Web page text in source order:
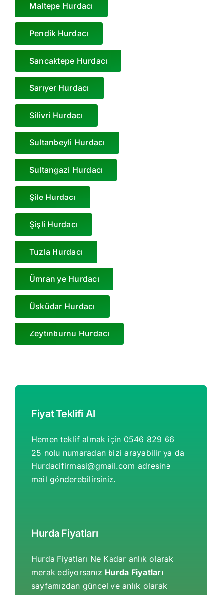
Maltepe Hurdacı
Pendik Hurdacı
Sancaktepe Hurdacı
Sarıyer Hurdacı
Silivri Hurdacı
Sultanbeyli Hurdacı
Sultangazi Hurdacı
Şile Hurdacı
Şişli Hurdacı
Tuzla Hurdacı
Ümraniye Hurdacı
Üsküdar Hurdacı
Zeytinburnu Hurdacı
Fiyat Teklifi Al
Hemen teklif almak için 0546 829 66
25 nolu numaradan bizi arayabilir ya da
Hurdacifirmasi@gmail.com adresine
mail gönderebilirsiniz.
Hurda Fiyatları
Hurda Fiyatları Ne Kadar anlık olarak
merak ediyorsanız Hurda Fiyatları
sayfamızdan güncel ve anlık olarak